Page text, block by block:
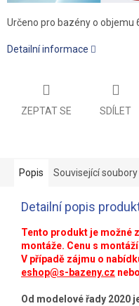
Určeno pro bazény o objemu
Detailní informace
ZEPTAT SE SDÍLET
Popis Související soubory
Detailní popis
Tento produkt je možné
montáže. Cenu s
V případě zájmu o
eshop@s-bazeny.cz
Od modelové řady 2020